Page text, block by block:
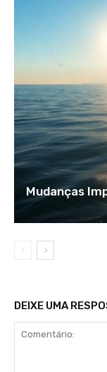
Mudanças
DEIXE UMA